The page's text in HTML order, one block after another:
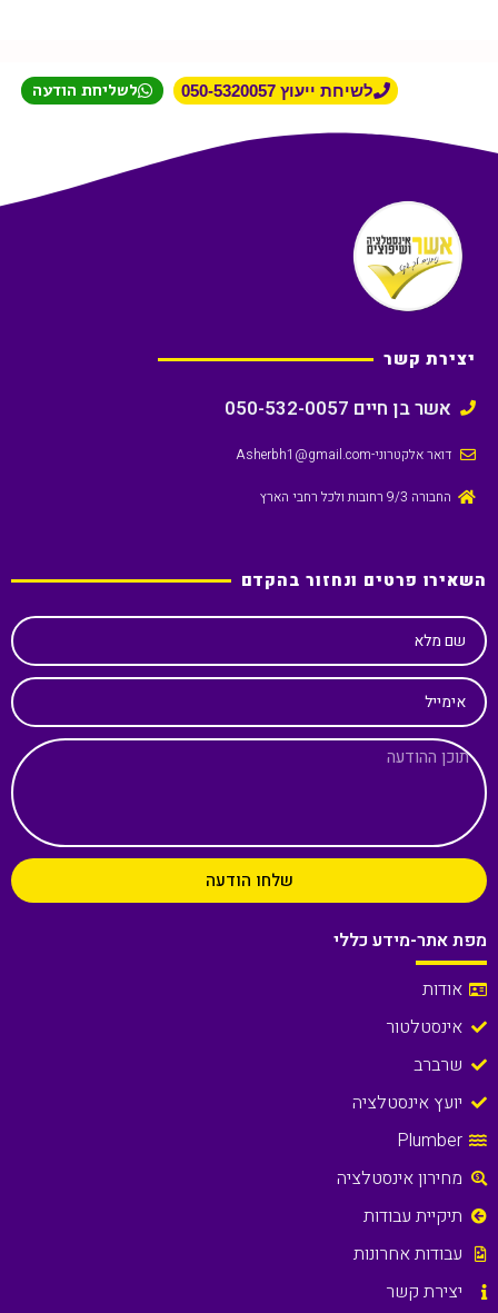
לשיחת ייעוץ 050-5320057 לשליחת הודעה
יצירת קשר
אשר בן חיים 050-532-0057
דואר אלקטרוני-Asherbh1@gmail.com
החבורה 9/3 רחובות ולכל רחבי הארץ
השאירו פרטים ונחזור בהקדם
שם מלא
אימייל
שלחו הודעה
מפת אתר-מידע כללי
אודות
אינסטלטור
שרברב
יועץ אינסטלציה
Plumber
מחירון אינסטלציה
תיקיית עבודות
עבודות אחרונות
יצירת קשר